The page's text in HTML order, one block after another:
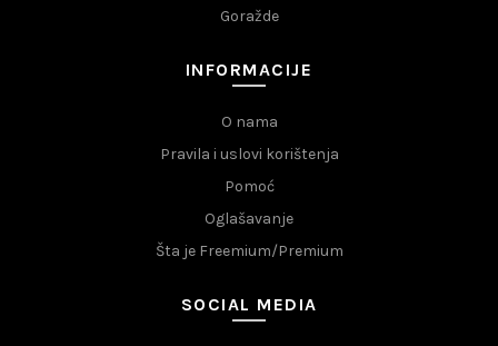
Goražde
INFORMACIJE
O nama
Pravila i uslovi korištenja
Pomoć
Oglašavanje
Šta je Freemium/Premium
SOCIAL MEDIA